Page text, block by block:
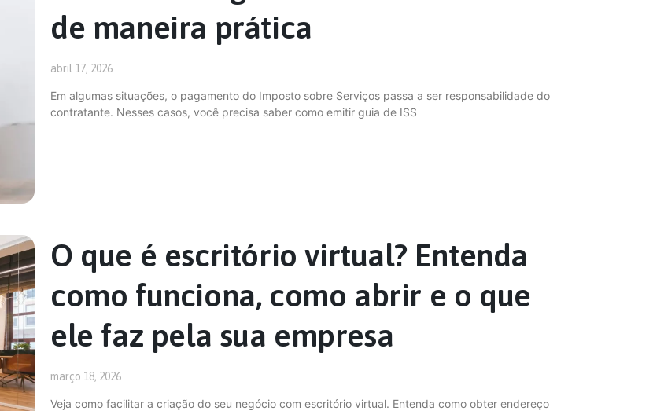
de maneira prática
abril 17, 2026
Em algumas situações, o pagamento do Imposto sobre Serviços passa a ser responsabilidade do
contratante. Nesses casos, você precisa saber como emitir guia de ISS
O que é escritório virtual? Entenda
como funciona, como abrir e o que
ele faz pela sua empresa
março 18, 2026
Veja como facilitar a criação do seu negócio com escritório virtual. Entenda como obter endereço